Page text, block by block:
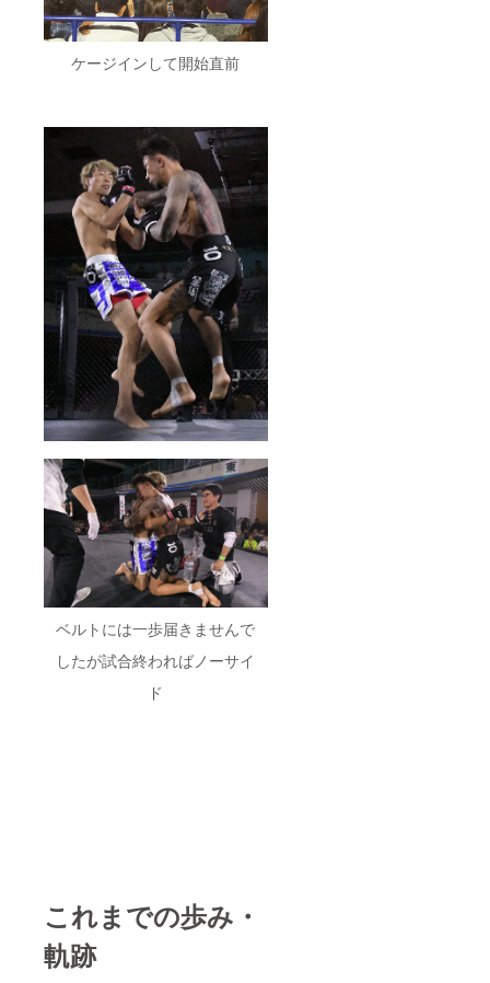
ケージインして開始直前
ベルトには一歩届きませんで
したが試合終わればノーサイ
ド
これまでの歩み・
軌跡